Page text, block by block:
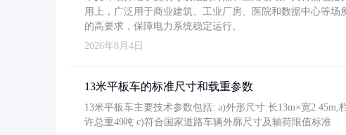
用上，广泛用于商业建筑、工业厂房、医院和数据中心等
的高要求，保障电力系统稳定运行。
2026年8月4日
13米平板车的标准尺寸和载重参数
13米平板车主要技术参数包括: a)外形尺寸:长13m×宽2.45m,
许总重49吨 c)符合国家道路车辆外廓尺寸及轴荷限值标准